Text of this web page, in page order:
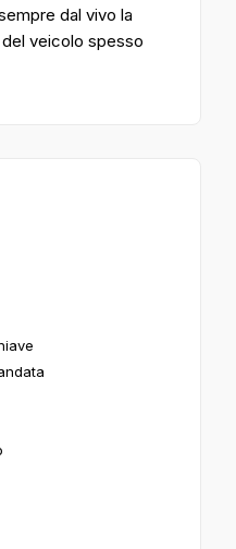
dal vivo la
veicolo spesso